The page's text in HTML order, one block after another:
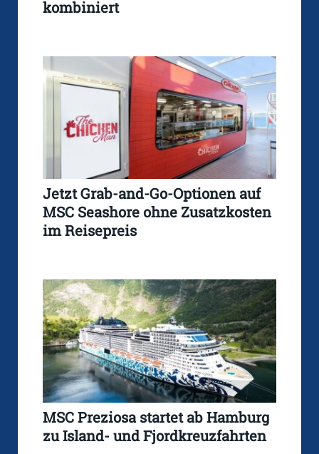
kombiniert
Jetzt Grab-and-Go-Optionen auf
MSC Seashore ohne Zusatzkosten
im Reisepreis
MSC Preziosa startet ab Hamburg
zu Island- und Fjordkreuzfahrten